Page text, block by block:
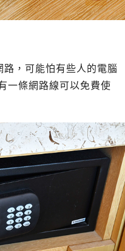
，可能怕有些人的電腦
一條網路線可以免費使